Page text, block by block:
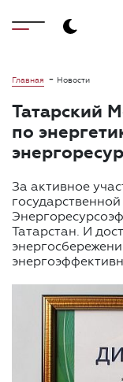
Главная - Новости
Татарский
по
За активное
Татарстан. И